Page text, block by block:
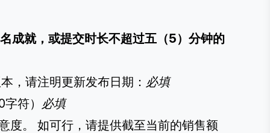
成就，或提交时长不超过五（5）分钟的
，请注明更新发布日期： 必填
符） 必填
度。 如可行，请提供截至当前的销售额